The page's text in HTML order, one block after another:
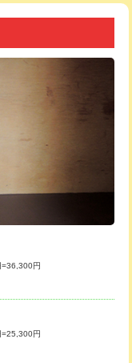
11,000円~
55,000円
8,800円
11,000円
33,000円
円
円